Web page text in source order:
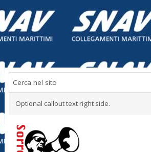
Optional callout text right side.